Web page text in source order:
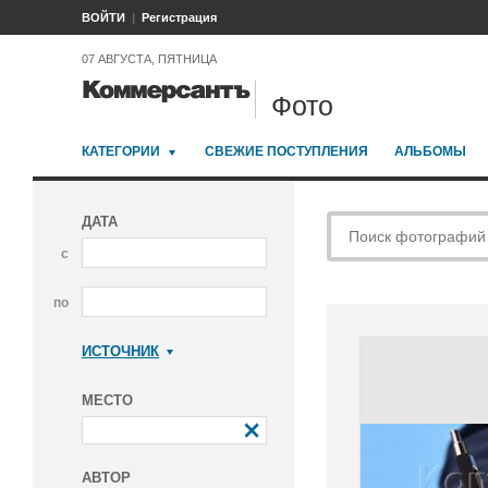
ВОЙТИ Регистрация
07 АВГУСТА, ПЯТНИЦА
Фото
КАТЕГОРИИ СВЕЖИЕ ПОСТУПЛЕНИЯ АЛЬБОМЫ
ДАТА
с
по
ИСТОЧНИК
МЕСТО
АВТОР